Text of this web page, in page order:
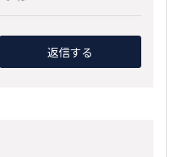
返信する